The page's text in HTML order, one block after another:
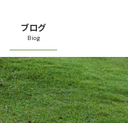
ブログ
Biog